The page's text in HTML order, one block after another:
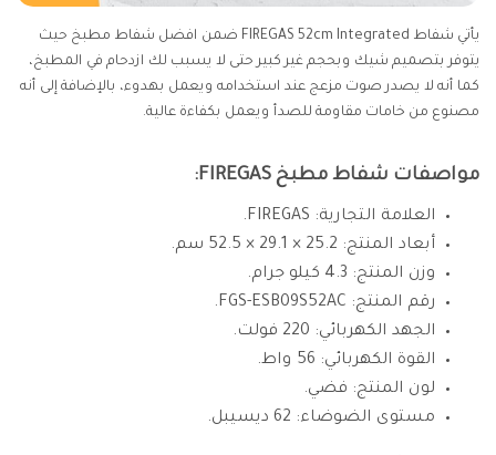
يأتي شفاط FIREGAS 52cm Integrated ضمن افضل شفاط مطبخ حيث
يتوفر بتصميم شيك وبحجم غير كبير حتى لا يسبب لك ازدحام في المطبخ،
كما أنه لا يصدر صوت مزعج عند استخدامه ويعمل بهدوء، بالإضافة إلى أنه
مصنوع من خامات مقاومة للصدأ ويعمل بكفاءة عالية.
مواصفات شفاط مطبخ FIREGAS:
العلامة التجارية: FIREGAS.
أبعاد المنتج: 25.2 × 29.1 × 52.5 سم.
وزن المنتج: 4.3 كيلو جرام.
رقم المنتج: ‎FGS-ESB09S52AC.
الجهد الكهربائي: 220 فولت.
القوة الكهربائي: 56 واط.
لون المنتج: فضي.
مستوى الضوضاء: 62 ديسيبل.